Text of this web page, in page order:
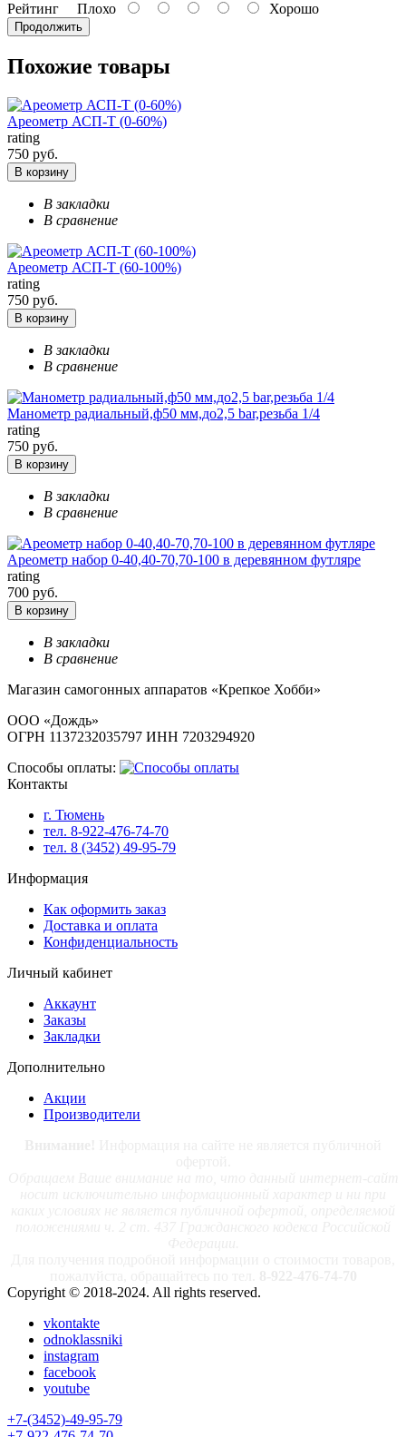
Рейтинг Плохо Хорошо
Продолжить
Похожие товары
Ареометр АСП-Т (0-60%)
rating
750 руб.
В корзину
В закладки
В сравнение
Ареометр АСП-Т (60-100%)
rating
750 руб.
В корзину
В закладки
В сравнение
Манометр радиальный,ф50 мм,до2,5 bar,резьба 1/4
rating
750 руб.
В корзину
В закладки
В сравнение
Ареометр набор 0-40,40-70,70-100 в деревянном футляре
rating
700 руб.
В корзину
В закладки
В сравнение
Магазин самогонных аппаратов «Крепкое Хобби»
ООО «Дождь»
ОГРН 1137232035797 ИНН 7203294920
Способы оплаты:
Контакты
г. Тюмень
тел. 8-922-476-74-70
тел. 8 (3452) 49-95-79
Информация
Как оформить заказ
Доставка и оплата
Конфиденциальность
Личный кабинет
Аккаунт
Заказы
Закладки
Дополнительно
Акции
Производители
Copyright © 2018-2024. All rights reserved.
vkontakte
odnoklassniki
instagram
facebook
youtube
+7-(3452)-49-95-79